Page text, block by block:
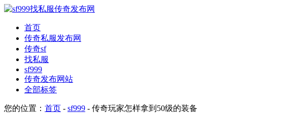
首页
传奇私服发布网
传奇sf
找私服
sf999
传奇发布网站
全部标签
您的位置： 首页 - sf999 - 传奇玩家怎样拿到50级的装备